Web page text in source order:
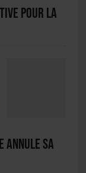
pour la
annule sa